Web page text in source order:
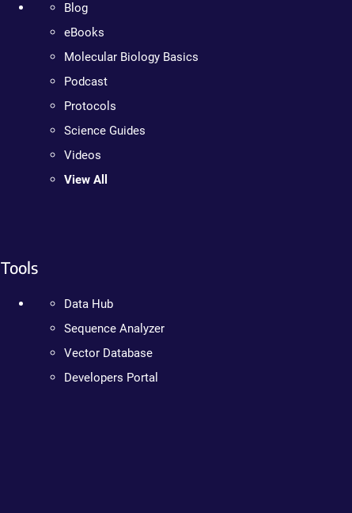
Blog
eBooks
Molecular Biology Basics
Podcast
Protocols
Science Guides
Videos
View All
Tools
Data Hub
Sequence Analyzer
Vector Database
Developers Portal